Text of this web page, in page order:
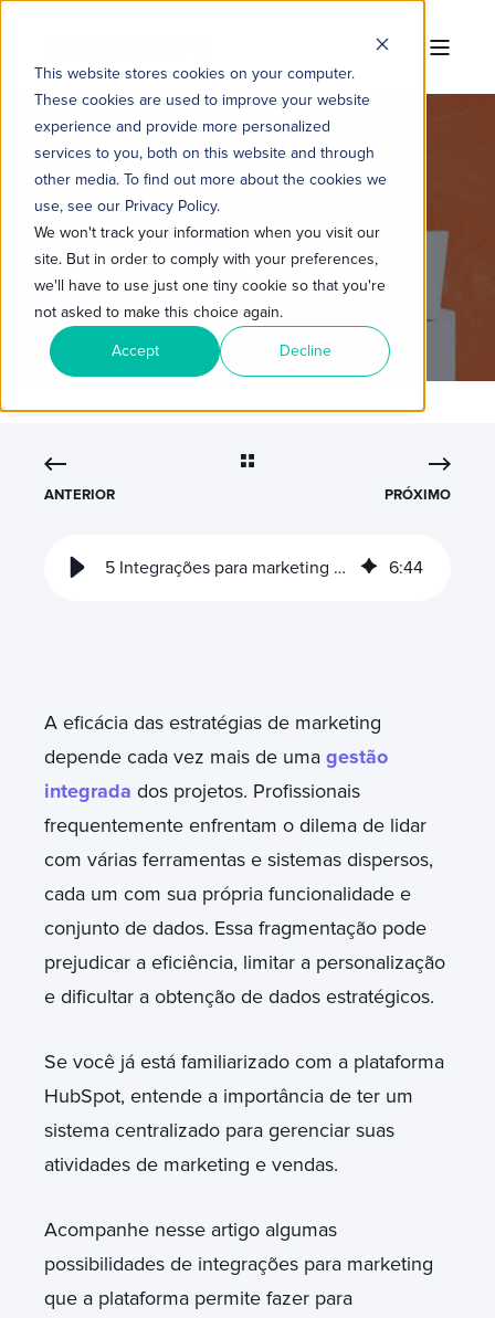
This website stores cookies on your computer.
These cookies are used to improve your website
experience and provide more personalized
services to you, both on this website and through
other media. To find out more about the cookies we
use, see our Privacy Policy.
We won't track your information when you visit our
site. But in order to comply with your preferences,
we'll have to use just one tiny cookie so that you're
not asked to make this choice again.
Accept Decline
4 MIN READ
5 INTEGRAÇÕES PARA
MARKETING COM HUBSPOT
ANTERIOR PRÓXIMO
5 Integrações para marketing com HubSpot 6:44
A eficácia das estratégias de marketing
depende cada vez mais de uma gestão
integrada dos projetos. Profissionais
frequentemente enfrentam o dilema de lidar
com várias ferramentas e sistemas dispersos,
cada um com sua própria funcionalidade e
conjunto de dados. Essa fragmentação pode
prejudicar a eficiência, limitar a personalização
e dificultar a obtenção de dados estratégicos.
Se você já está familiarizado com a plataforma
HubSpot, entende a importância de ter um
sistema centralizado para gerenciar suas
atividades de marketing e vendas.
Acompanhe nesse artigo algumas
possibilidades de integrações para marketing
que a plataforma permite fazer para